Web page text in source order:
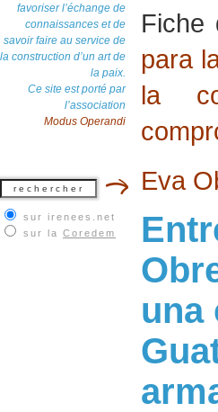
favoriser l’échange de
connaissances et de
savoir faire au service de
la construction d’un art de
la paix.
Ce site est porté par
l’association
Modus Operandi
sur irenees.net
sur la Coredem
Fiche
para
la
Eva
una